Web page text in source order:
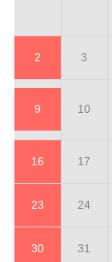
2 3
9 10
16 17
23 24
30 31